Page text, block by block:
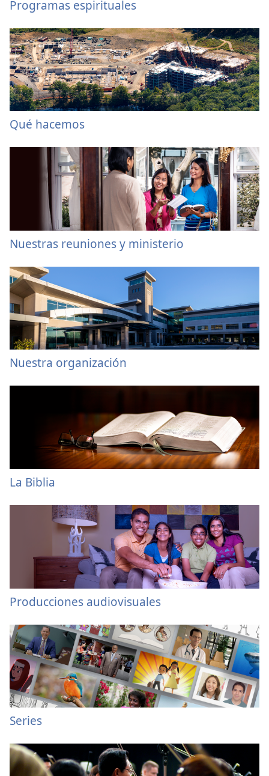
Programas espirituales
Qué hacemos
Nuestras reuniones y ministerio
Nuestra organización
La Biblia
Producciones audiovisuales
Series